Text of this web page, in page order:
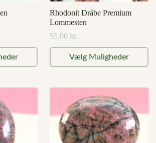
Rhodonit Dråbe Premium
Lommesten
55,00 kr.
Vælg Muligheder
Mulighederne
kan
vælges